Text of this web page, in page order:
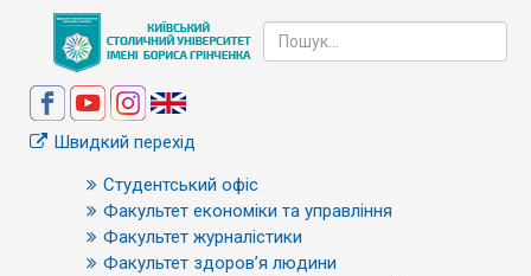
Швидкий перехід
Студентський офіс
Факультет економіки та управління
Факультет журналістики
Факультет здоров’я людини